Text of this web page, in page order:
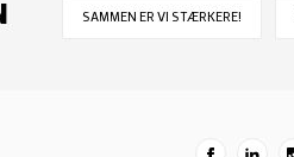
SAMMEN ER VI STÆRKERE!